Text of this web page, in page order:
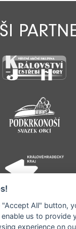
"Accept All" button,
us to provide
experience on